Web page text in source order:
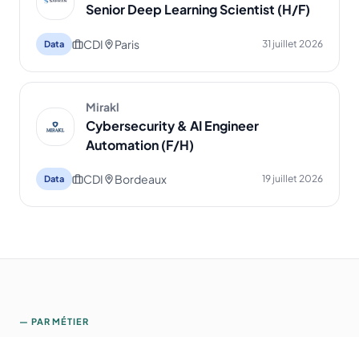
Senior Deep Learning Scientist (H/F)
Data CDI Paris 31 juillet 2026
Mirakl
Cybersecurity & AI Engineer
Automation (F/H)
Data CDI Bordeaux 19 juillet 2026
— PAR MÉTIER